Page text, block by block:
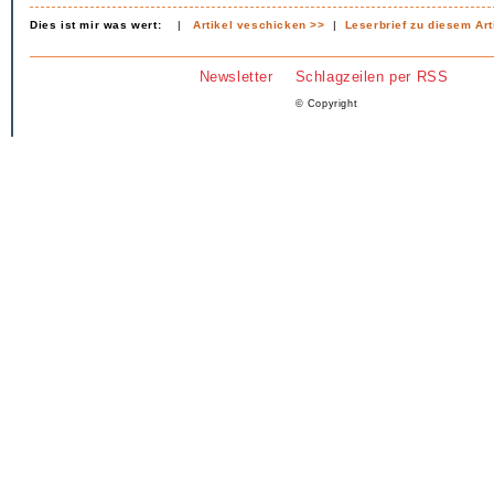
Dies ist mir was wert: |Artikel veschicken >> | Leserbrief zu diesem
Newsletter Schlagzeilen per RSS
© Copyright